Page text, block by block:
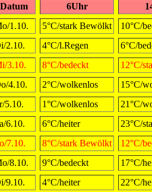
Datum 6Uhr
1.10.
5°C/stark Bewölkt
10°C/
2.10.
4°C/l.Regen
6°C/
3.10.
8°C/bedeckt
12°C/
4.10.
2°C/wolkenlos
15°C/
5.10.
1°C/wolkenlos
21°C/
6.10.
6°C/heiter
23°C/
7.10.
8°C/stark Bewölkt
12°C/
8.10.
9°C/bedeckt
17°C/
9.10.
4°C/heiter
22°C/